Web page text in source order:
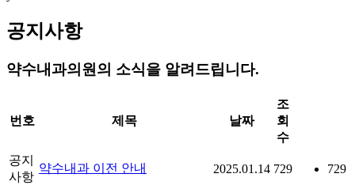
공지사항
약수내과의원의 소식을 알려드립니다.
번호 제목 날짜
조
회
수
공지
사항
약수내과 이전 안내 2025.01.14 729 729